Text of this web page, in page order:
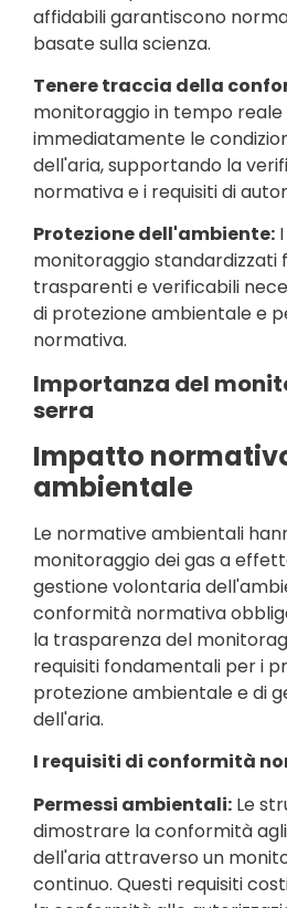
affidabili garantiscono
basate sulla scienza.
Tenere traccia della
monitoraggio in tempo
immediatamente le
dell'aria, supportando la
normativa e i requisiti di
Protezione dell'ambiente:
monitoraggio standardizzati
trasparenti e verificabili
di protezione ambientale e
normativa.
Importanza del
serra
Impatto
ambientale
Le normative ambientali
monitoraggio dei gas a
gestione volontaria
conformità normativa
la trasparenza del
requisiti fondamentali per i
protezione ambientale e di
dell'aria.
I requisiti di conformità
Permessi ambientali: Le
dimostrare la conformità
dell'aria attraverso un
continuo. Questi requisiti